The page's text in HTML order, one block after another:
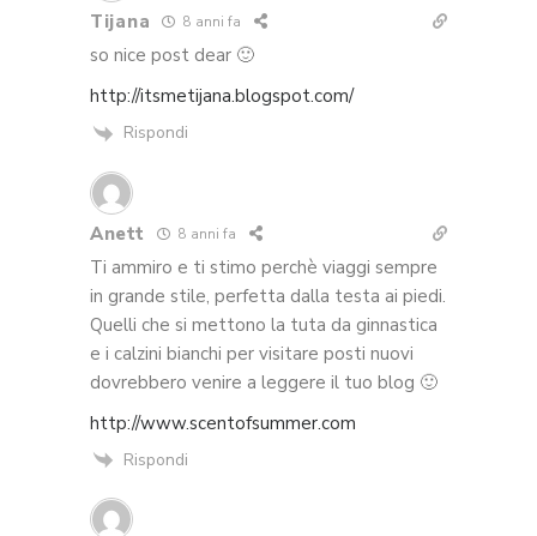
Tijana 8 anni fa
so nice post dear 🙂
http://itsmetijana.blogspot.com/
Rispondi
Anett 8 anni fa
Ti ammiro e ti stimo perchè viaggi sempre
in grande stile, perfetta dalla testa ai piedi.
Quelli che si mettono la tuta da ginnastica
e i calzini bianchi per visitare posti nuovi
dovrebbero venire a leggere il tuo blog 🙂
http://www.scentofsummer.com
Rispondi